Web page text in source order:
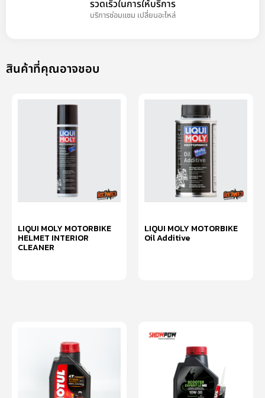
รวดเร็วในการให้บริการ
บริการซ่อมแซม เปลี่ยนอะไหล่
สินค้าที่คุณอาจชอบ
LIQUI MOLY MOTORBIKE
HELMET INTERIOR
CLEANER
LIQUI MOLY MOTORBIKE
Oil Additive